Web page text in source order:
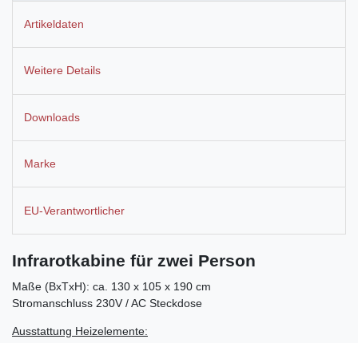
Artikeldaten
Weitere Details
Downloads
Marke
EU-Verantwortlicher
Infrarotkabine für zwei Person
Maße (BxTxH): ca. 130 x 105 x 190 cm
Stromanschluss 230V / AC Steckdose
Ausstattung Heizelemente: